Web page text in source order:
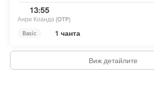
13:55
Анри Коанда(OTP)
Basic
1 чанта
Виж детайлите